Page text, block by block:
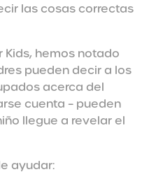
las cosas correctas
Kids, hemos notado
pueden decir a los
acerca del
cuenta – pueden
llegue a revelar el
ayudar: